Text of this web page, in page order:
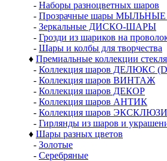
- Наборы разноцветных шаров
- Прозрачные шары
- Зеркальные ДИСКО-ШАРЫ
- Грозди из шариков на
- Шары и колбы для творчества
♦ Премиальные коллекции
- Коллекция шаров ДЕЛЮКС
- Коллекция шаров ВИНТАЖ
- Коллекция шаров ДЕКОР
- Коллекция шаров АНТИК
- Коллекция шаров
- Гирлянды из шаров и
♦ Шары разных цветов
- Золотые
- Серебряные